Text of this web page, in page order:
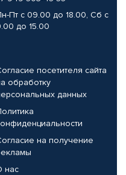
Пт с 09.00 до 18.00, Сб с
до 15.00
посетителя сайта
обработку
данных
на получение
нас